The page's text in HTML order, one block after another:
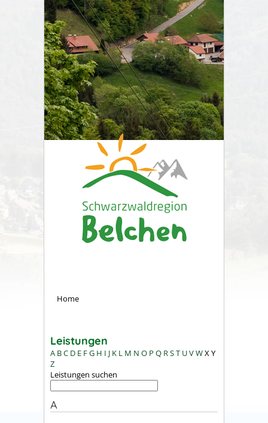
Home
Leistungen
A BC D E FG H I J K L M N O P Q RST UVWXY
Z
Leistungen suchen
A